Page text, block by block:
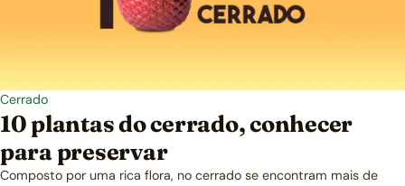
Cerrado
10 plantas do cerrado, conhecer
para preservar
Composto por uma rica flora, no cerrado se encontram mais de